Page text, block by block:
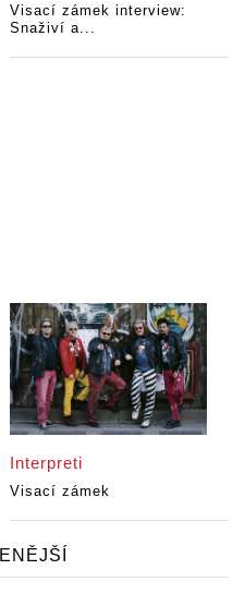
Visací zámek interview:
Snaživí a...
Interpreti
Visací zámek